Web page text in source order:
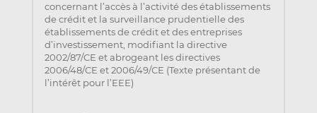
concernant l’accès à l’activité des établissements
de crédit et la surveillance prudentielle des
établissements de crédit et des entreprises
d’investissement, modifiant la directive
2002/87/CE et abrogeant les directives
2006/48/CE et 2006/49/CE (Texte présentant de
l’intérêt pour l’EEE)